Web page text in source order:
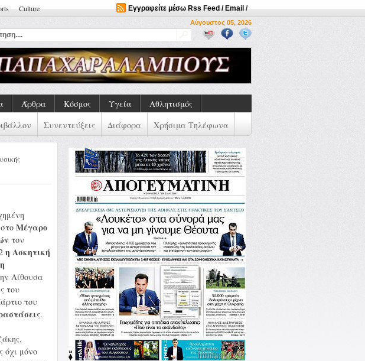
Culture Εγγραφείτε μέσω Rss Feed / Email /
Αύγουστος 05, 2026
Άρθρα Κόσμος Υγεία
Αθλητισμός
Συνεντεύξεις Διάφορα Χρήσιμα Τηλέφωνα
Μέγαρο
τον
η Ασκητική
Αίθουσα
του
του
.
όχι μόνο